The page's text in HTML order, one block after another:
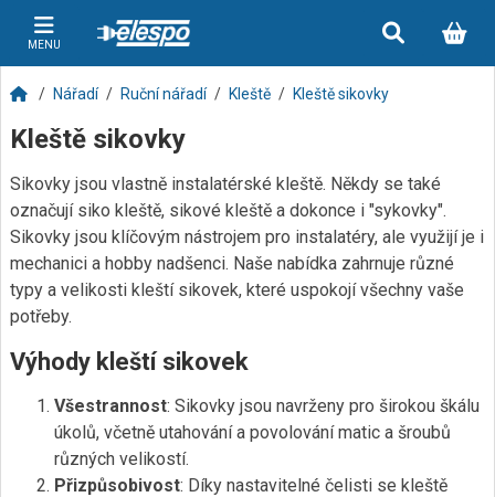
MENU
Nářadí Ruční nářadí Kleště Kleště sikovky
Kleště sikovky
Sikovky jsou vlastně instalatérské kleště. Někdy se také
označují siko kleště, sikové kleště a dokonce i "sykovky".
Sikovky jsou klíčovým nástrojem pro instalatéry, ale využijí je i
mechanici a hobby nadšenci. Naše nabídka zahrnuje různé
typy a velikosti kleští sikovek, které uspokojí všechny vaše
potřeby.
Výhody kleští sikovek
Všestrannost: Sikovky jsou navrženy pro širokou škálu
úkolů, včetně utahování a povolování matic a šroubů
různých velikostí.
Přizpůsobivost: Díky nastavitelné čelisti se kleště